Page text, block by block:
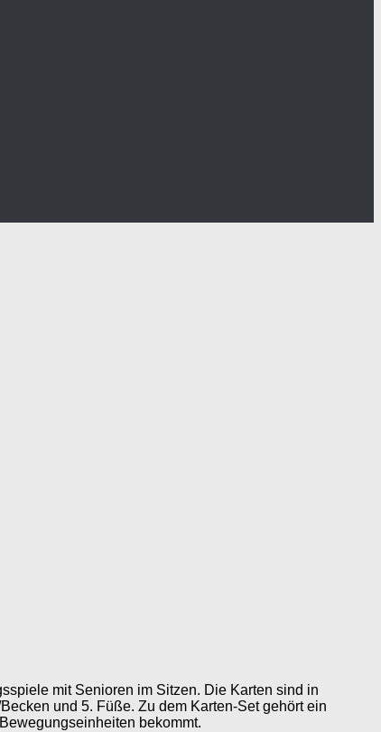
mit Senioren im Sitzen. Die Karten sind in
und 5. Füße. Zu dem Karten-Set gehört ein
bekommt.